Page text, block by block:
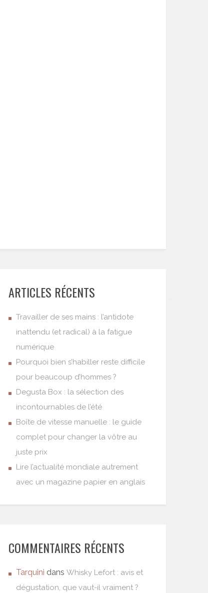
ARTICLES RÉCENTS
Travailler de ses mains : l’antidote
inattendu (et radical) à la fatigue
numérique
Pourquoi bien s’habiller reste difficile
pour beaucoup d’hommes ?
Degusta Box : la sélection des
incontournables de l’été
Boîte de vitesse manuelle : le guide
complet pour changer la vôtre au
juste prix
Lire l’actualité mondiale autrement
avec un magazine papier en anglais
COMMENTAIRES RÉCENTS
Tarquini dans Whisky Lefort : avis et
dégustation, que vaut-il vraiment ?